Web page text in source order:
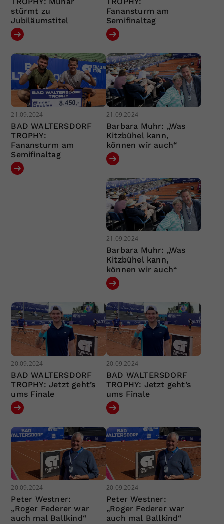
stürmt zu
Jubiläumstitel
Fanansturm am
Semifinaltag
21.09.2024
BAD WALTERSDORF
TROPHY:
Fanansturm am
Semifinaltag
21.09.2024
Barbara Muhr: „Was
Kitzbühel kann,
können wir auch“
21.09.2024
Barbara Muhr: „Was
Kitzbühel kann,
können wir auch“
20.09.2024
BAD WALTERSDORF
TROPHY: Jetzt geht’s
ums Finale
20.09.2024
BAD WALTERSDORF
TROPHY: Jetzt geht’s
ums Finale
20.09.2024
Peter Westner:
„Roger Federer war
auch mal Ballkind“
20.09.2024
Peter Westner:
„Roger Federer war
auch mal Ballkind“